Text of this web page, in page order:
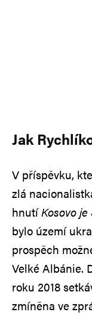
Jak
V příspěvku,
zlá
hnutíKosovo je
bylo území
prospěch
Velké Albánie.
roku 2018
zmíněna ve